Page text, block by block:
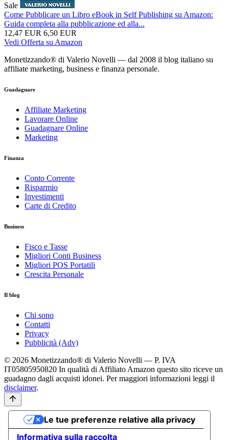
Sale
Come Pubblicare un Libro eBook in Self Publishing su Amazon:
Guida completa alla pubblicazione ed alla...
12,47 EUR 6,50 EUR
Vedi Offerta su Amazon
Monetizzando® di Valerio Novelli — dal 2008 il blog italiano su
affiliate marketing, business e finanza personale.
Guadagnare
Affiliate Marketing
Lavorare Online
Guadagnare Online
Marketing
Finanza
Conto Corrente
Risparmio
Investimenti
Carte di Credito
Business
Fisco e Tasse
Migliori Conti Business
Migliori POS Portatili
Crescita Personale
Il blog
Chi sono
Contatti
Privacy
Pubblicità (Adv)
© 2026 Monetizzando® di Valerio Novelli — P. IVA
IT05805950820 In qualità di Affiliato Amazon questo sito riceve un
guadagno dagli acquisti idonei. Per maggiori informazioni leggi il
disclaimer.
Informativa sulla raccolta
Le tue preferenze relative alla privacy